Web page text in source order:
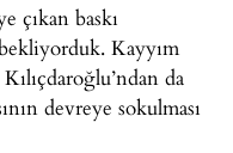
çıkan baskı
Kayyım
da
devreye sokulması